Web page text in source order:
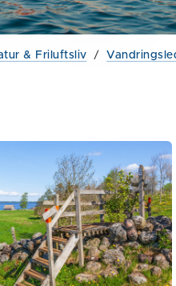
& Friluftsliv /